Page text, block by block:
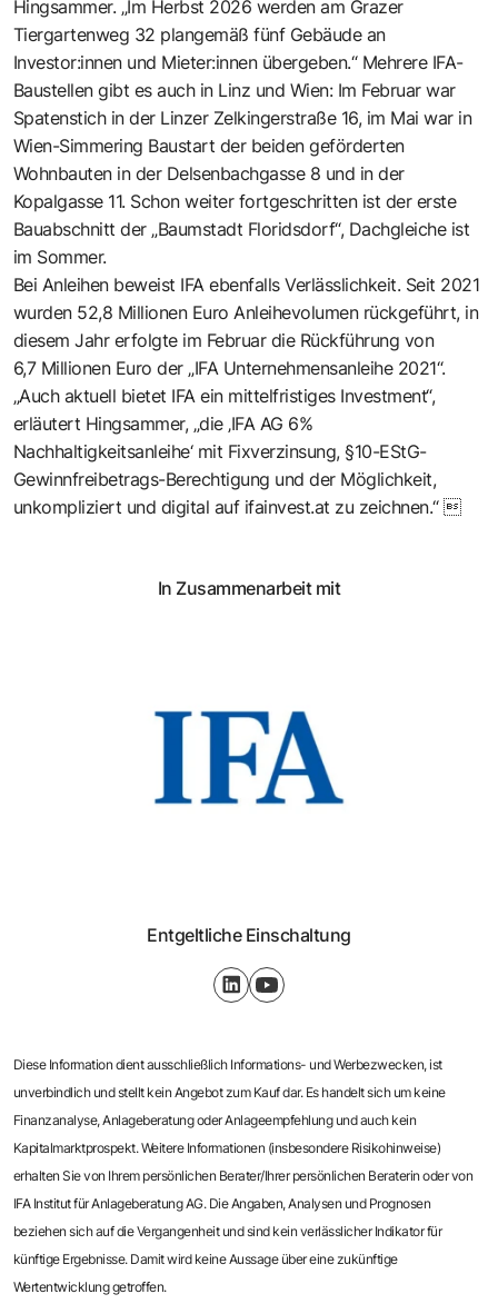
Hingsammer. „Im Herbst 2026 werden am Grazer
Tiergartenweg 32 plangemäß fünf Gebäude an
Investor:innen und Mieter:innen übergeben.“ Mehrere IFA-
Baustellen gibt es auch in Linz und Wien: Im Februar war
Spatenstich in der Linzer Zelkingerstraße 16, im Mai war in
Wien-Simmering Baustart der beiden geförderten
Wohnbauten in der Delsenbachgasse 8 und in der
Kopalgasse 11. Schon weiter fortgeschritten ist der erste
Bauabschnitt der „Baumstadt Floridsdorf“, Dachgleiche ist
im Sommer.
Bei Anleihen beweist IFA ebenfalls Verlässlichkeit. Seit 2021
wurden 52,8 Millionen Euro Anleihevolumen rückgeführt, in
diesem Jahr erfolgte im Februar die Rückführung von
6,7 Millionen Euro der „IFA Unternehmensanleihe 2021“.
„Auch aktuell bietet IFA ein mittelfristiges ­Investment“,
erläutert Hingsammer, „die ‚IFA AG 6%
Nachhaltigkeitsanleihe‘ mit Fixverzinsung, §10-EStG-
Gewinnfreibetrags-Berechtigung und der Möglichkeit,
unkompliziert und digital auf ifainvest.at zu zeichnen.“ 
In Zusammenarbeit mit
Entgeltliche Einschaltung
Diese Information dient ausschließlich Informations- und Werbezwecken, ist
unverbindlich und stellt kein Angebot zum Kauf dar. Es handelt sich um keine
Finanzanalyse, Anlageberatung oder Anlageempfehlung und auch kein
Kapitalmarktprospekt. Weitere Informationen (insbesondere Risikohinweise)
erhalten Sie von Ihrem persönlichen ­Berater/Ihrer persönlichen Beraterin oder von
IFA Institut für Anlageberatung AG. Die Angaben, Analysen und Prognosen
beziehen sich auf die Vergangenheit und sind kein verlässlicher Indikator für
künftige Ergebnisse. Damit wird keine Aussage über eine ­zukünftige
Wertentwicklung getroffen.